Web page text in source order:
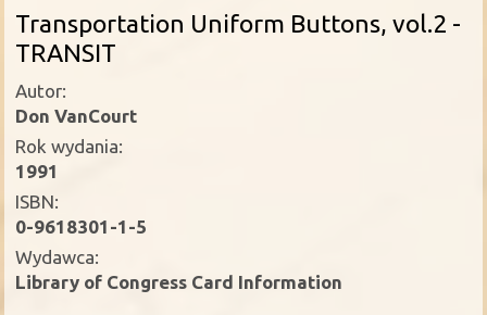
Transportation Uniform Buttons, vol.2 -
TRANSIT
Autor:
Don VanCourt
Rok wydania:
1991
ISBN:
0-9618301-1-5
Wydawca:
Library of Congress Card Information